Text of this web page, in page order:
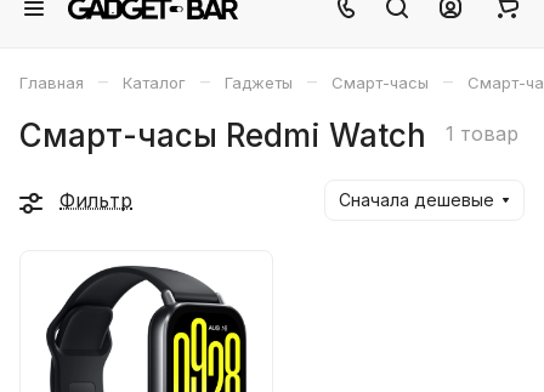
Главная – Каталог – Гаджеты – Смарт-часы – Смарт-
Смарт-часы Redmi Watch 1 товар
Фильтр Сначала дешевые